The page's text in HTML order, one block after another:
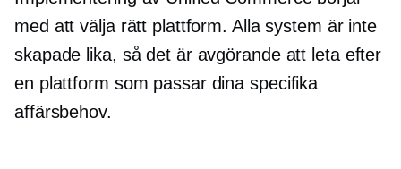
med att välja rätt plattform. Alla system är inte
skapade lika, så det är avgörande att leta efter
en plattform som passar dina specifika
affärsbehov.